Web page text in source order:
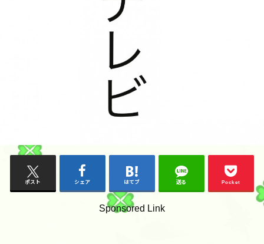
ポスト シェア はてブ 送る Pocket
Sponsored Link